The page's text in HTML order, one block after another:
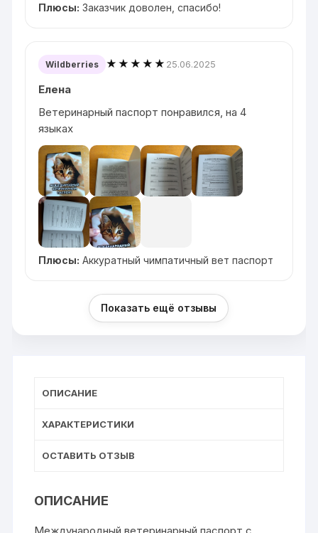
Плюсы: Заказчик доволен, спасибо!
Wildberries ★★★★★ 25.06.2025
Елена
Ветеринарный паспорт понравился, на 4
языках
Плюсы: Аккуратный чимпатичный вет паспорт
Показать ещё отзывы
ОПИСАНИЕ
ХАРАКТЕРИСТИКИ
ОСТАВИТЬ ОТЗЫВ
ОПИСАНИЕ